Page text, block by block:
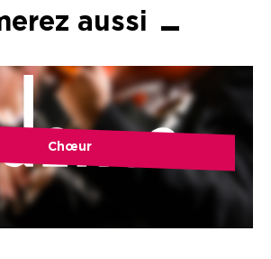
aussi
Chœur